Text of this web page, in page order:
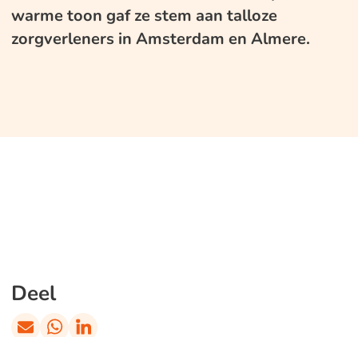
warme toon gaf ze stem aan talloze
zorgverleners in Amsterdam en Almere.
Deel